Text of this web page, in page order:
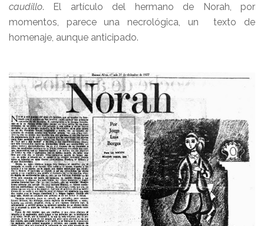
caudillo. El artículo del hermano de Norah, por
momentos, parece una necrológica, un texto de
homenaje, aunque anticipado.